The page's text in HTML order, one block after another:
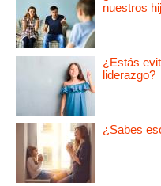
nuestros
¿Estás
liderazgo?
¿Sabes